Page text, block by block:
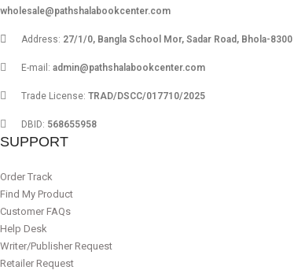
wholesale@pathshalabookcenter.com
Address: 27/1/0, Bangla School Mor, Sadar Road, Bhola-8300
E-mail: admin@pathshalabookcenter.com
Trade License: TRAD/DSCC/017710/2025
DBID: 568655958
SUPPORT
Order Track
Find My Product
Customer FAQs
Help Desk
Writer/Publisher Request
Retailer Request